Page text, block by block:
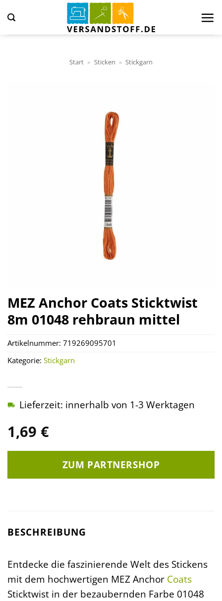
Inhalt
springen
Start » Sticken » Stickgarn
MEZ Anchor Coats Sticktwist
8m 01048 rehbraun mittel
1,69 €
Lieferzeit: innerhalb von 1-3 Werktagen
ZUM PARTNERSHOP
Artikelnummer: 719269095701
Kategorie: Stickgarn
BESCHREIBUNG
Entdecke die faszinierende Welt des Stickens
mit dem hochwertigen MEZ Anchor Coats
Sticktwist in der bezaubernden Farbe 01048